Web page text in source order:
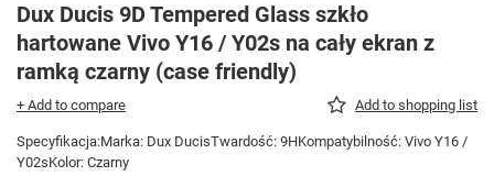
Dux Ducis 9D Tempered Glass szkło
hartowane Vivo Y16 / Y02s na cały ekran z
ramką czarny (case friendly)
+ Add to compare Add to shopping list
Specyfikacja:Marka: Dux DucisTwardość: 9HKompatybilność: Vivo Y16 /
Y02sKolor: Czarny